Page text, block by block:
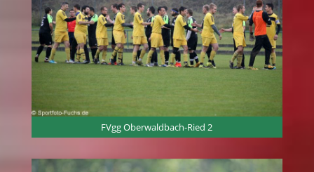
FVgg Oberwaldbach-Ried 2